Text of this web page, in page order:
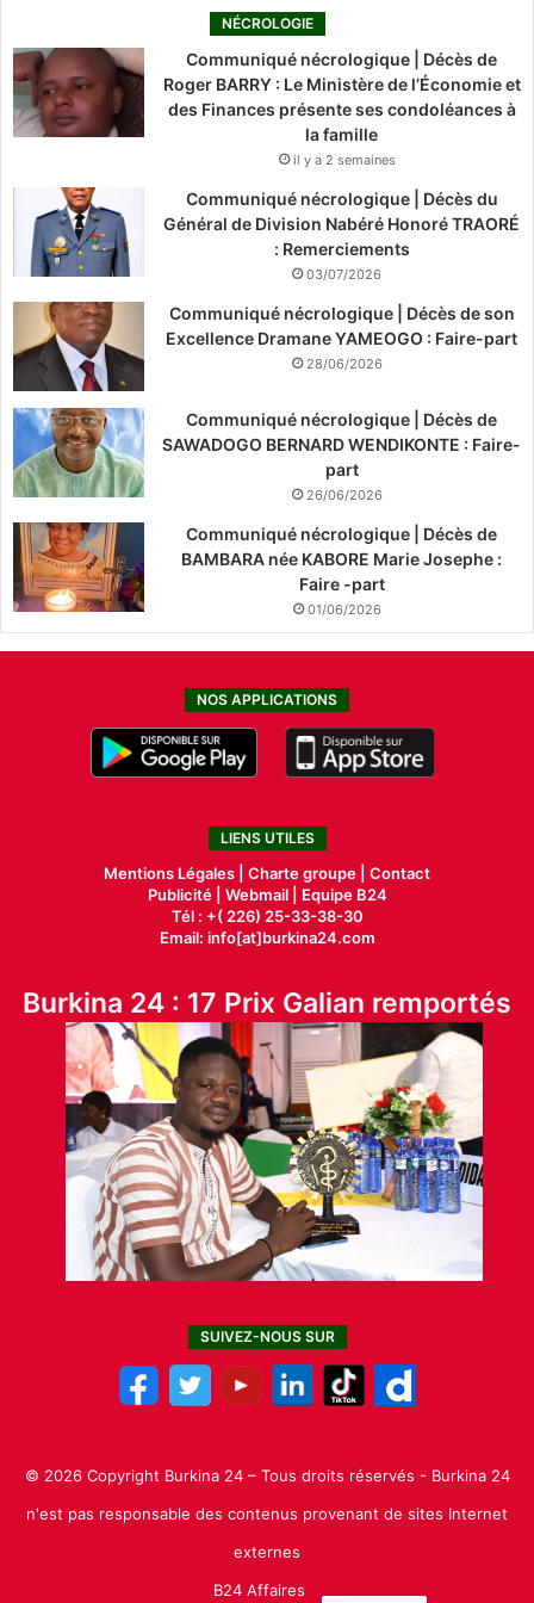
NÉCROLOGIE
Communiqué nécrologique | Décès de
Roger BARRY : Le Ministère de l’Économie et
des Finances présente ses condoléances à
la famille
il y a 2 semaines
Communiqué nécrologique | Décès du
Général de Division Nabéré Honoré TRAORÉ
: Remerciements
03/07/2026
Communiqué nécrologique | Décès de son
Excellence Dramane YAMEOGO : Faire-part
28/06/2026
Communiqué nécrologique | Décès de
SAWADOGO BERNARD WENDIKONTE : Faire-
part
26/06/2026
Communiqué nécrologique | Décès de
BAMBARA née KABORE Marie Josephe :
Faire -part
01/06/2026
NOS APPLICATIONS
LIENS UTILES
Mentions Légales | Charte groupe | Contact
Publicité| Webmail |
Equipe B24
Tél : +( 226) 25-33-38-30
Email: info[at]burkina24.com
Burkina 24 : 17 Prix Galian remportés
SUIVEZ-NOUS SUR
© 2026 Copyright Burkina 24 – Tous droits réservés - Burkina 24
n'est pas responsable des contenus provenant de sites Internet
externes
B24 Affaires